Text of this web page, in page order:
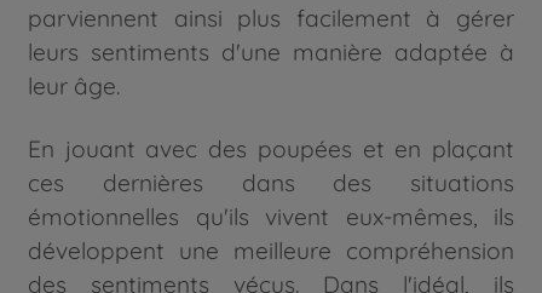
parviennent ainsi plus facilement à gérer
leurs sentiments d'une manière adaptée à
leur âge.
En jouant avec des poupées et en plaçant
ces dernières dans des situations
émotionnelles qu'ils vivent eux-mêmes, ils
développent une meilleure compréhension
des sentiments vécus. Dans l'idéal, ils